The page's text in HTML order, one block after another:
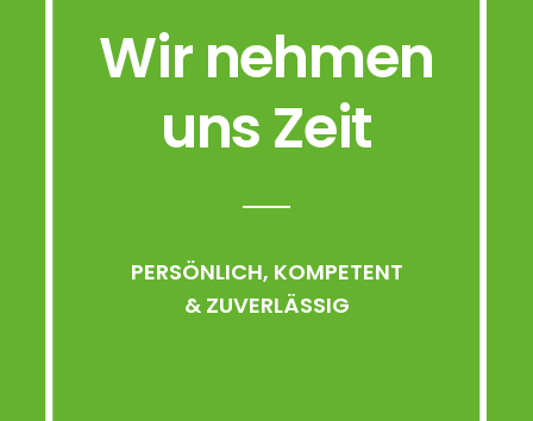
Wir nehmen
uns Zeit
PERSÖNLICH, KOMPETENT
& ZUVERLÄSSIG